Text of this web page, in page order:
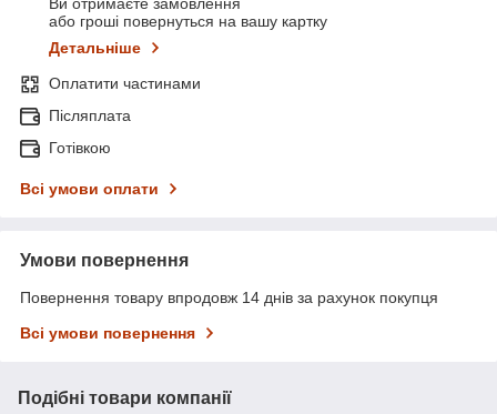
Ви отримаєте замовлення
або гроші повернуться на вашу картку
Детальніше
Оплатити частинами
Післяплата
Готівкою
Всі умови оплати
Умови повернення
Повернення товару впродовж 14 днів за рахунок покупця
Всі умови повернення
Подібні товари компанії